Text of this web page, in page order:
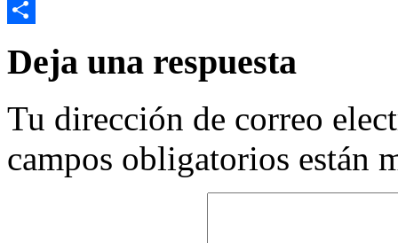
Email
Deja una respuesta
Tu dirección de correo
campos obligatorios están